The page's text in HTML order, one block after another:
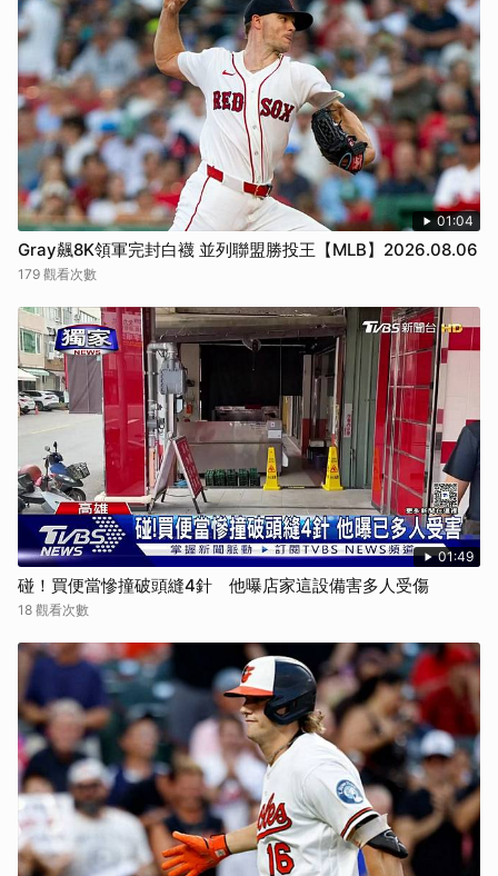
01:04
Gray飆8K領軍完封白襪 並列聯盟勝投王【MLB】2026.08.06
179 觀看次數
01:49
碰！買便當慘撞破頭縫4針 他曝店家這設備害多人受傷
18 觀看次數